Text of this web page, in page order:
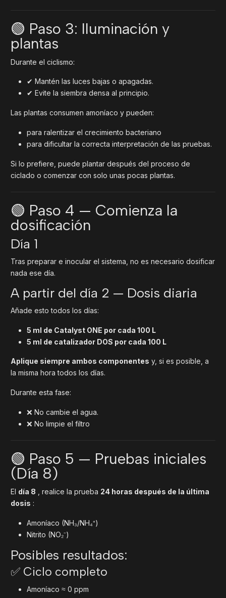
🟢 Paso 3: Iluminación y
plantas
Durante el ciclismo:
✔ Mantén las luces bajas o apagadas.
✔ Evite la siembra densa al principio.
Las plantas consumen amoníaco y pueden:
para ralentizar el crecimiento bacteriano
para dificultar la correcta interpretación de las pruebas.
Si lo prefiere, puede plantar después del proceso de
ciclado o comenzar con solo unas pocas plantas.
🟢 Paso 4 — Comienza la
dosificación
Día 1
Tras preparar e inocular el sistema, no es necesario dosificar
nada ese día.
A partir del día 2 — Dosis diaria
Añade esto todos los días:
5 ml de Catalyst ONE por cada 100 L
5 ml de catalizador DOS por cada 100 L
Aplique siempre ambos componentes y, si es posible, a
la misma hora todos los días.
Durante esta fase:
❌ No cambie el agua.
❌ No limpie el filtro
🟢 Paso 5 — Pruebas iniciales
(Día 8)
El día 8 , realice la prueba 24 horas después de la última
dosis :
Amoníaco (NH₃/NH₄⁺)
Nitrito (NO₂⁻)
Posibles resultados:
✅ Ciclo completo
Amoníaco ≈ 0 ppm